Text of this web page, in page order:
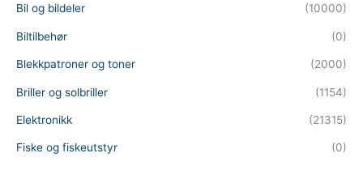
Bil og bildeler (10000)
Biltilbehør (0)
Blekkpatroner og toner (2000)
Briller og solbriller (1154)
Elektronikk (21315)
Fiske og fiskeutstyr (0)